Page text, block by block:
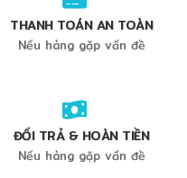
THANH TOÁN AN TOÀN
Nếu hàng gặp vấn đề
ĐỔI TRẢ & HOÀN TIỀN
Nếu hàng gặp vấn đề